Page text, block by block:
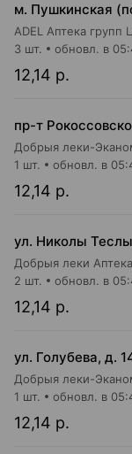
ADEL Аптека
12,14 р.
3 шт. обновл. в
пр-т
12,14 р.
1 шт. обновл. в
ул. Николы
12,14 р.
2 шт. обновл. в
ул. Голубева, д.
12,14 р.
1 шт. обновл. в